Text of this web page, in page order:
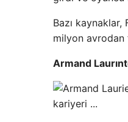
Bazı kaynaklar,
milyon avrodan
Armand